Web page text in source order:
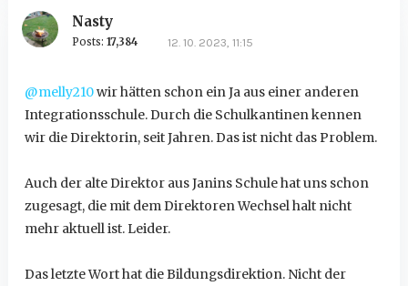
Nasty
Posts: 17,384 12. 10. 2023, 11:15
@melly210wir hätten schon ein Ja aus einer anderen
Integrationsschule. Durch die Schulkantinen kennen
wir die Direktorin, seit Jahren. Das ist nicht das Problem.
Auch der alte Direktor aus Janins Schule hat uns schon
zugesagt, die mit dem Direktoren Wechsel halt nicht
mehr aktuell ist. Leider.
Das letzte Wort hat die Bildungsdirektion. Nicht der